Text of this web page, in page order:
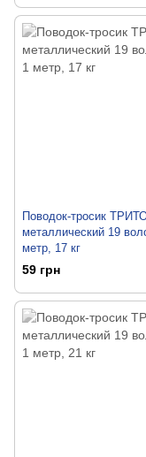
Поводок-тросик
металлический 19
метр, 17 кг
59 грн